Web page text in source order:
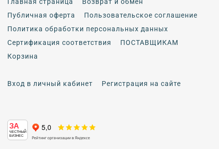
Публичная оферта
Пользовательское соглашение
Политика обработки персональных данных
Сертификация соответствия
ПОСТАВЩИКАМ
Корзина
Вход в личный кабинет Регистрация на сайте
ЗА
ЧЕСТНЫЙ
БИЗНЕС